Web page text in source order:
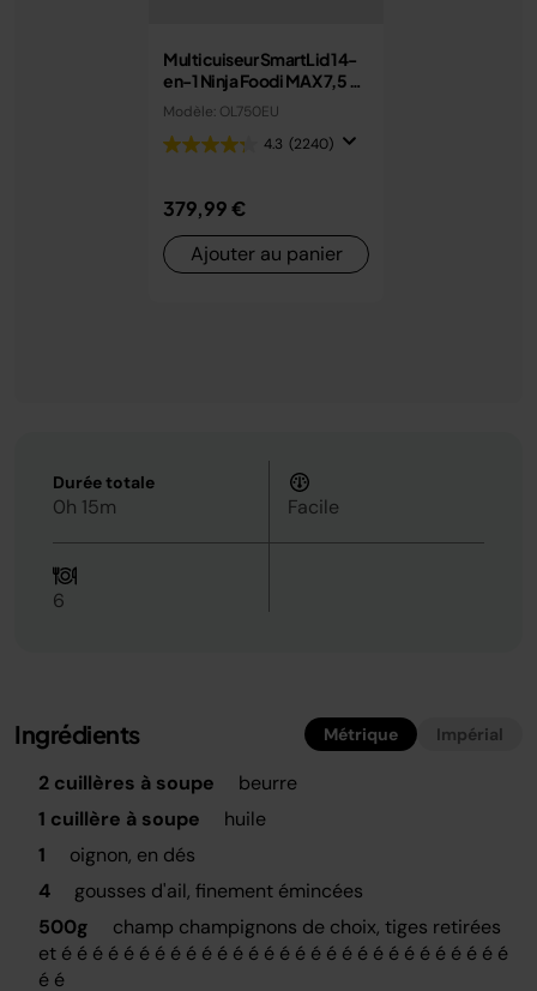
Multicuiseur SmartLid 14-
en-1 Ninja Foodi MAX 7,5 L
avec couvercle intelligent
OL750EU
Modèle: OL750EU
4.3 (2240)
379,99 €
Ajouter au panier
Durée totale
0h 15m Facile
6
Ingrédients Métrique Impérial
2 cuillères à soupe
beurre
1 cuillère à soupe
huile
1
oignon, en dés
4
gousses d'ail, finement émincées
500g
champ champignons de choix, tiges retirées
et é é é é é é é é é é é é é é é é é é é é é é é é é é é é é
é é